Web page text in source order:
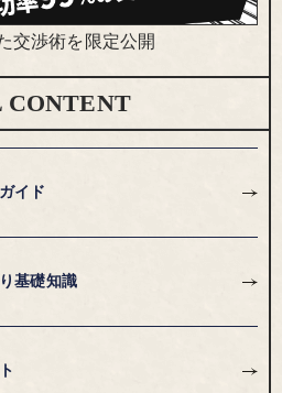
交渉術を限定公開
CONTENT
イド
基礎知識